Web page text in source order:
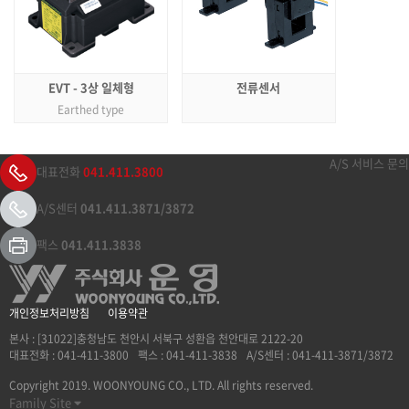
EVT - 3상 일체형
Earthed type
전류센서
대표전화 041.411.3800
A/S센터 041.411.3871/3872
팩스 041.411.3838
A/S 서비스 문의
개인정보처리방침
이용약관
본사 : [31022]충청남도 천안시 서북구 성환읍 천안대로 2122-20
대표전화 : 041-411-3800
팩스 : 041-411-3838
A/S센터 : 041-411-3871/3872
Copyright 2019. WOONYOUNG CO., LTD. All rights reserved.
Family Site